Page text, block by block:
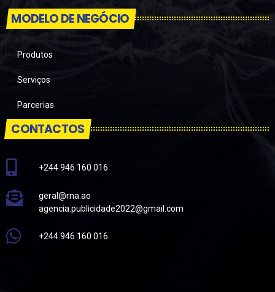
MODELO DE NEGÓCIO
Produtos
Serviços
Parcerias
CONTACTOS
+244 946 160 016
geral@rna.ao
agencia.publicidade2022@gmail.com
+244 946 160 016